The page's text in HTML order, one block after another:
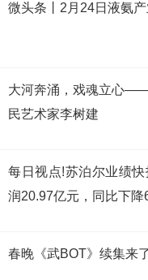
微头条丨2月24日液氨
大河奔涌，戏魂立心
民艺术家李树建
每日视点!苏泊尔业绩快
润20.97亿元，同比下降
春晚《武BOT》续集来